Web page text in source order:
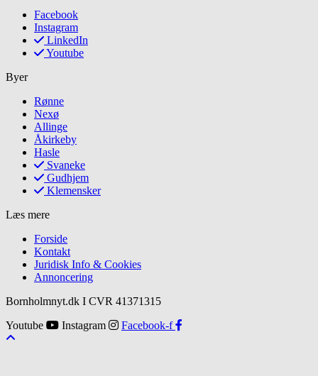
Facebook
Instagram
LinkedIn
Youtube
Byer
Rønne
Nexø
Allinge
Åkirkeby
Hasle
Svaneke
Gudhjem
Klemensker
Læs mere
Forside
Kontakt
Juridisk Info & Cookies​
Annoncering
Bornholmnyt.dk I CVR 41371315
Youtube
Instagram Facebook-f